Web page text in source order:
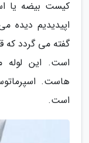
کیست بیضه یا
اپیدیدیم دیده
گفته می گردد که
است. این لوله
هاست.
است.